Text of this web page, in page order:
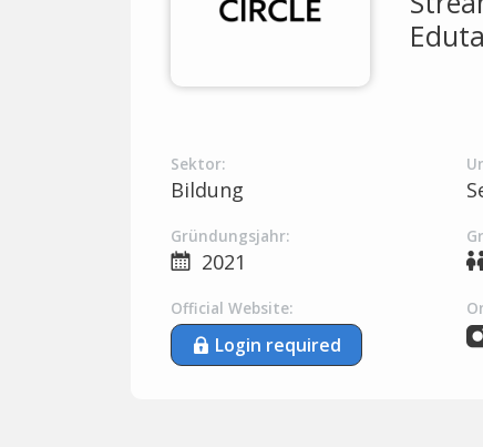
Sektor:
Bildung
Gründungsjahr:
2021
Official Website:
Login required